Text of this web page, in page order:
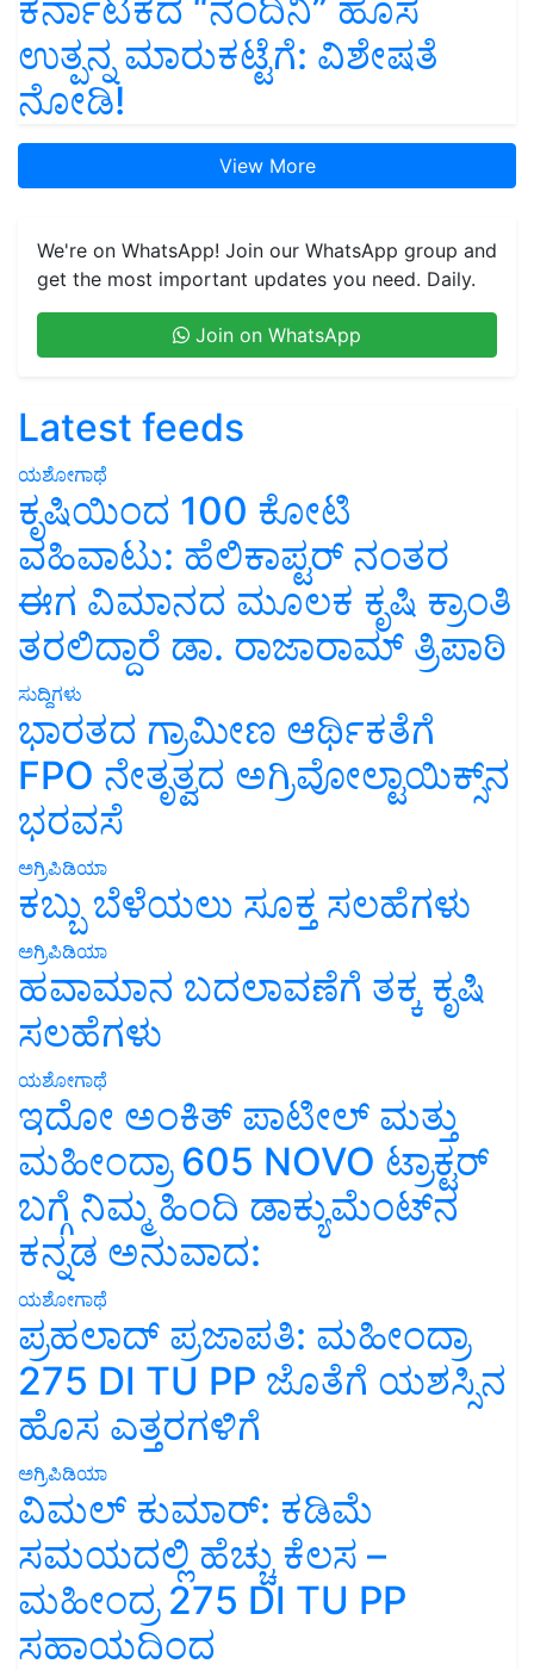
ಕರ್ನಾಟಕದ “ನಂದಿನಿ” ಹೊಸ
ಉತ್ಪನ್ನ ಮಾರುಕಟ್ಟೆಗೆ: ವಿಶೇಷತೆ
ನೋಡಿ!
View More
We're on WhatsApp! Join our WhatsApp group and
get the most important updates you need. Daily.
Join on WhatsApp
Latest feeds
ಯಶೋಗಾಥೆ
ಕೃಷಿಯಿಂದ 100 ಕೋಟಿ
ವಹಿವಾಟು: ಹೆಲಿಕಾಪ್ಟರ್ ನಂತರ
ಈಗ ವಿಮಾನದ ಮೂಲಕ ಕೃಷಿ ಕ್ರಾಂತಿ
ತರಲಿದ್ದಾರೆ ಡಾ. ರಾಜಾರಾಮ್ ತ್ರಿಪಾಠಿ
ಸುದ್ದಿಗಳು
ಭಾರತದ ಗ್ರಾಮೀಣ ಆರ್ಥಿಕತೆಗೆ
FPO ನೇತೃತ್ವದ ಅಗ್ರಿವೋಲ್ಟಾಯಿಕ್ಸ್‌ನ
ಭರವಸೆ
ಅಗ್ರಿಪಿಡಿಯಾ
ಕಬ್ಬು ಬೆಳೆಯಲು ಸೂಕ್ತ ಸಲಹೆಗಳು
ಅಗ್ರಿಪಿಡಿಯಾ
ಹವಾಮಾನ ಬದಲಾವಣೆಗೆ ತಕ್ಕ ಕೃಷಿ
ಸಲಹೆಗಳು
ಯಶೋಗಾಥೆ
ಇದೋ ಅಂಕಿತ್ ಪಾಟೀಲ್ ಮತ್ತು
ಮಹೀಂದ್ರಾ 605 NOVO ಟ್ರಾಕ್ಟರ್
ಬಗ್ಗೆ ನಿಮ್ಮ ಹಿಂದಿ ಡಾಕ್ಯುಮೆಂಟ್‌ನ
ಕನ್ನಡ ಅನುವಾದ:
ಯಶೋಗಾಥೆ
ಪ್ರಹಲಾದ್ ಪ್ರಜಾಪತಿ: ಮಹೀಂದ್ರಾ
275 DI TU PP ಜೊತೆಗೆ ಯಶಸ್ಸಿನ
ಹೊಸ ಎತ್ತರಗಳಿಗೆ
ಅಗ್ರಿಪಿಡಿಯಾ
ವಿಮಲ್ ಕುಮಾರ್: ಕಡಿಮೆ
ಸಮಯದಲ್ಲಿ ಹೆಚ್ಚು ಕೆಲಸ –
ಮಹೀಂದ್ರ 275 DI TU PP
ಸಹಾಯದಿಂದ